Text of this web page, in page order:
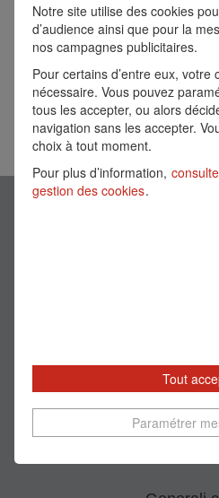
S
’
u
r
S
’
o
u
r
d
Notre site utilise des cookies
d’audience ainsi que pour la
nos campagnes publicitaires.
Pour certains d’entre eux, votre
nécessaire. Vous pouvez
tous les accepter, ou alors
navigation sans les accepter.
choix à tout moment.
Pour plus d’information,
gestion des cookies.
Tout
Paramétrer